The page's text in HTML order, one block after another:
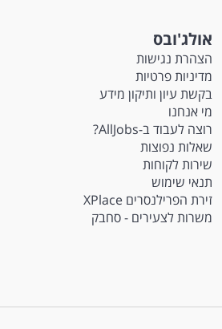
אולג'ובס
הצהרת נגישות
מדיניות פרטיות
בקשת עיון ותיקון מידע
מי אנחנו
רוצה לעבוד ב-AllJobs?
שאלות נפוצות
שירות לקוחות
תנאי שימוש
זירת הפרילנסרים XPlace
משרות לצעירים - סחבק